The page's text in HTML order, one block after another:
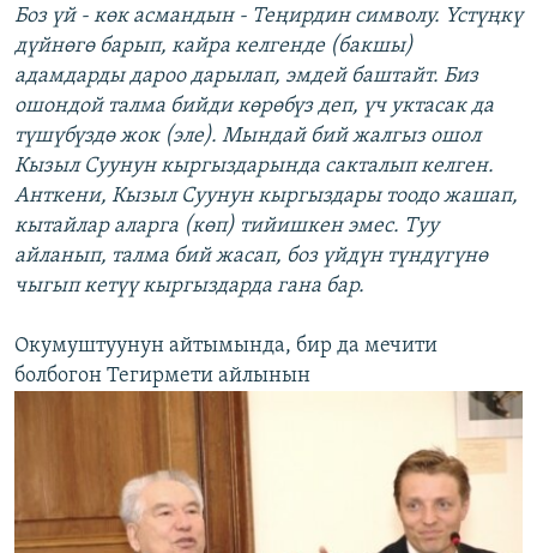
Боз үй - көк асмандын - Теңирдин символу. Үстүңкү
дүйнөгө барып, кайра келгенде (бакшы)
адамдарды дароо дарылап, эмдей баштайт. Биз
ошондой талма бийди көрөбүз деп, үч уктасак да
түшүбүздө жок (эле). Мындай бий жалгыз ошол
Кызыл Суунун кыргыздарында сакталып келген.
Анткени, Кызыл Суунун кыргыздары тоодо жашап,
кытайлар аларга (көп) тийишкен эмес. Туу
айланып, талма бий жасап, боз үйдүн түндүгүнө
чыгып кетүү кыргыздарда гана бар.
Окумуштуунун айтымында, бир да мечити
болбогон Тегирмети айлынын